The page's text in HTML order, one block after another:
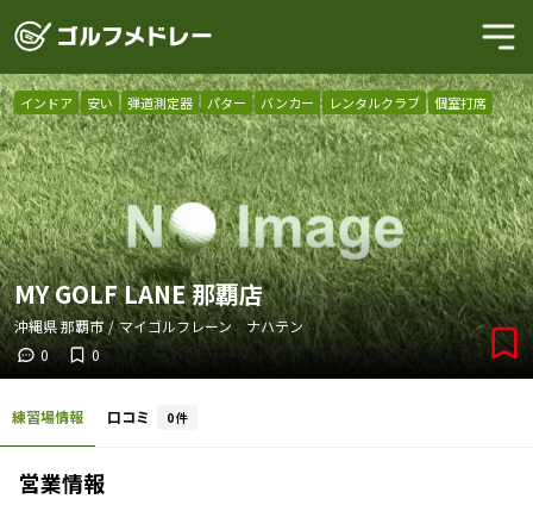
インドア 安い 弾道測定器 パター バンカー レンタルクラブ 個室打席
MY GOLF LANE 那覇店
沖縄県那覇市 / マイゴルフレーン ナハテン
0
0
練習場情報 口コミ 0件
営業情報